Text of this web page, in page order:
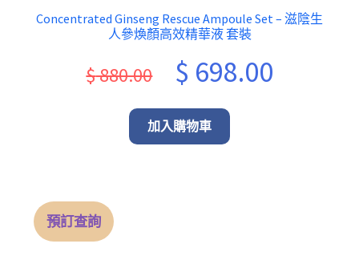
Concentrated Ginseng Rescue Ampoule Set – 滋陰生
人參煥顏高效精華液 套裝
$880.00
Original
price
was:
$ 698.00Current
加入購物車
預訂查詢